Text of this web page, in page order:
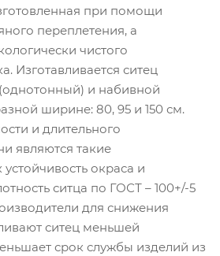
при помощи
переплетения, а
чистого
Изготавливается ситец
и набивной
ширине: 80, 95 и 150 см.
и длительного
являются такие
окраса и
ситца по ГОСТ – 100+/-5
для снижения
ситец меньшей
срок службы изделий из